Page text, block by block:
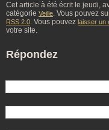
Cet article à été écrit le jeudi,
catégorie Veille. Vous pouvez
RSS 2.0. Vous pouvez laisser un
votre site.
Répondez